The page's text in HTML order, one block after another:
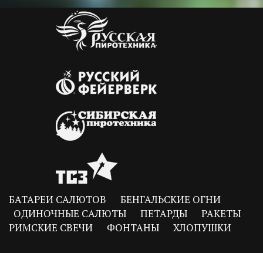
БАТАРЕИ САЛЮТОВ
БЕНГАЛЬСКИЕ ОГНИ
ОДИНОЧНЫЕ САЛЮТЫ
ПЕТАРДЫ
РАКЕТЫ
РИМСКИЕ СВЕЧИ
ФОНТАНЫ ХЛОПУШКИ